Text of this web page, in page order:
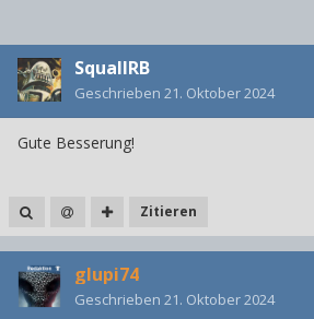
SquallRB
Geschrieben 21. Oktober 2024
Gute Besserung!
Zitieren
glupi74
Geschrieben 21. Oktober 2024